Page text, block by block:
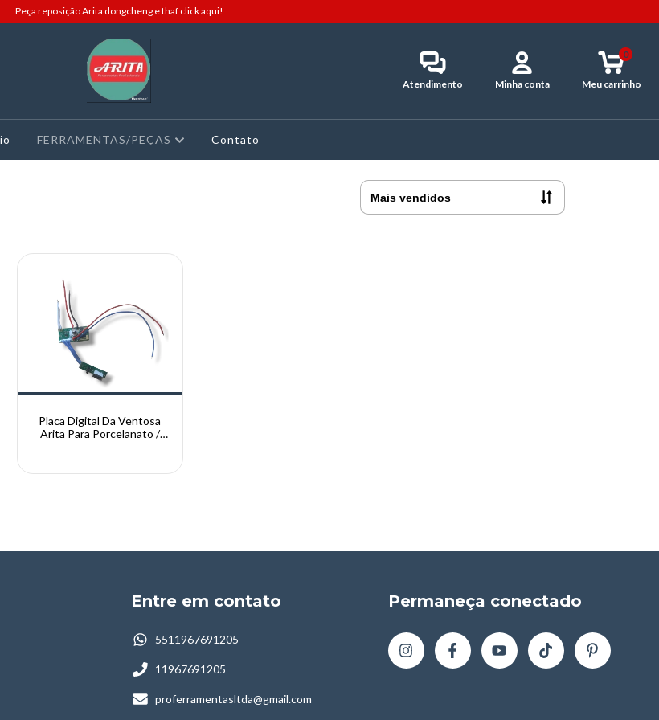
Peça reposição Arita dongcheng e thaf click aqui!
Atendimento Minha conta Meu carrinho
0
FERRAMENTAS/PEÇAS Contato
Placa Digital Da Ventosa
Arita Para Porcelanato /
Entre em contato
5511967691205
11967691205
proferramentasltda@gmail.com
Permaneça conectado